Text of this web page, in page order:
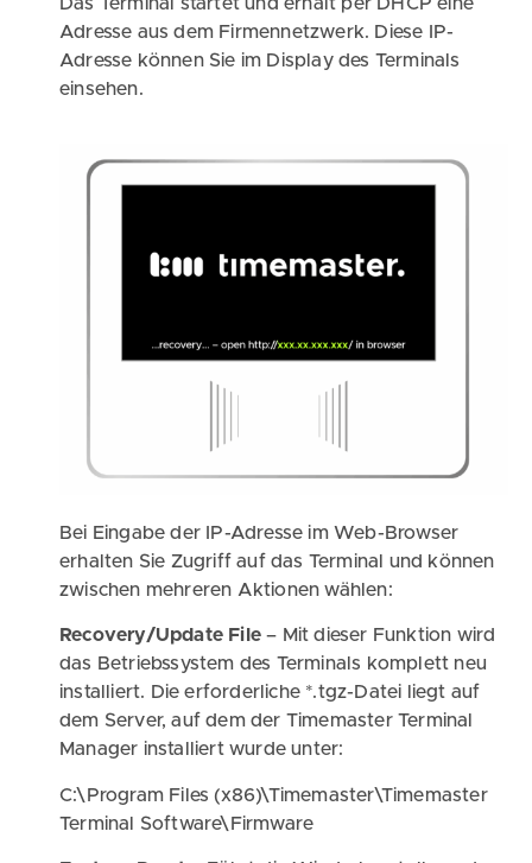
Adresse aus dem Firmennetzwerk. Diese IP-
Adresse können Sie im Display des Terminals
einsehen.
Bei Eingabe der IP-Adresse im Web-Browser
erhalten Sie Zugriff auf das Terminal und können
zwischen mehreren Aktionen wählen:
Recovery/Update File– Mit dieser Funktion wird
das Betriebssystem des Terminals komplett neu
installiert. Die erforderliche *.tgz-Datei liegt auf
dem Server, auf dem der Timemaster Terminal
Manager installiert wurde unter:
C:\Program Files (x86)\Timemaster\Timemaster
Terminal Software\Firmware